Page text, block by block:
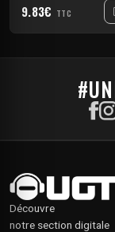
9.83€ TTC
Découvre
notre section digitale